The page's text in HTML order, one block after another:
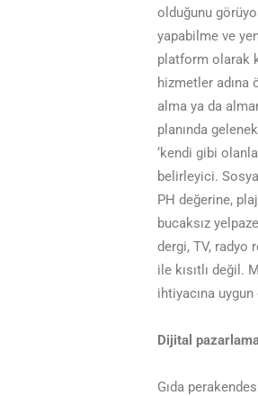
olduğunu
yapabilme ve
platform olarak
hizmetler adına
alma ya da
planında
‘kendi gibi
belirleyici.
PH değerine,
bucaksız
dergi, TV, radyo
ile kısıtlı değil.
ihtiyacına
Dijital
Gıda